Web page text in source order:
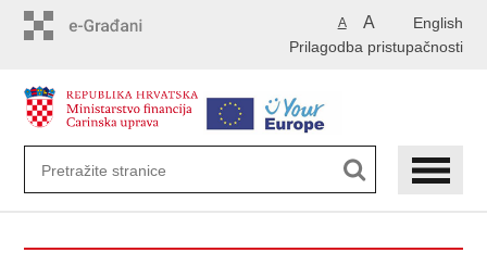
English
A A
Prilagodba pristupačnosti